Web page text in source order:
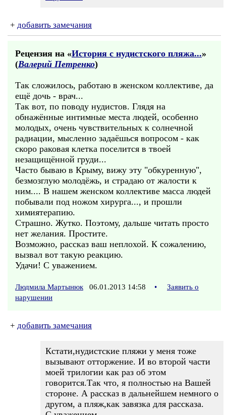
+ добавить замечания
Рецензия на «История с нудистского пляжа...»
(Валерий Петренко)
Так сложилось, работаю в женском коллективе, да
ещё дочь - врач...
Так вот, по поводу нудистов. Глядя на
обнажённые интимные места людей, особенно
молодых, очень чувствительных к солнечной
радиации, мысленно задаёшься вопросом - как
скоро раковая клетка поселится в твоей
незащищённой груди...
Часто бываю в Крыму, вижу эту "обкуренную",
безмозглую молодёжь, и страдаю от жалости к
ним.... В нашем женском коллективе масса людей
побывали под ножом хирурга..., и прошли
химиятерапию.
Страшно. Жутко. Поэтому, дальше читать просто
нет желания. Простите.
Возможно, рассказ ваш неплохой. К сожалению,
вызвал вот такую реакцию.
Удачи! С уважением.
Людмила Мартынюк 06.01.2013 14:58 •
Заявить о
нарушении
+ добавить замечания
Кстати,нудистские пляжи у меня тоже
вызывают отторжение. И во второй части
моей трилогии как раз об этом
говорится.Так что, я полностью на Вашей
стороне. А рассказ в дальнейшем немного о
другом, а пляж,как завязка для рассказа.